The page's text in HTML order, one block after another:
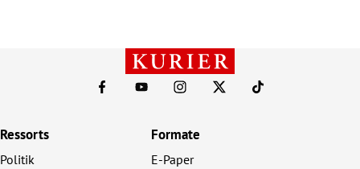
Ressorts
Politik
Formate
E-Paper